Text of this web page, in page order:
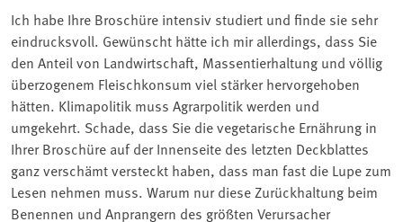
Ich habe Ihre Broschüre intensiv studiert und finde sie sehr
eindrucksvoll. Gewünscht hätte ich mir allerdings, dass Sie
den Anteil von Landwirtschaft, Massentierhaltung und völlig
überzogenem Fleischkonsum viel stärker hervorgehoben
hätten. Klimapolitik muss Agrarpolitik werden und
umgekehrt. Schade, dass Sie die vegetarische Ernährung in
Ihrer Broschüre auf der Innenseite des letzten Deckblattes
ganz verschämt versteckt haben, dass man fast die Lupe zum
Lesen nehmen muss. Warum nur diese Zurückhaltung beim
Benennen und Anprangern des größten Verursacher